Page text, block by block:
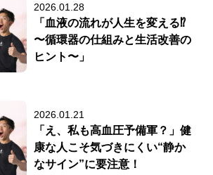
2026.01.28
「血液の流れが人生を変える⁉
〜循環器の仕組みと生活改善の
ヒント〜」
2026.01.21
「え、私も高血圧予備軍？」健
康な人こそ気づきにくい“静か
なサイン”に要注意！